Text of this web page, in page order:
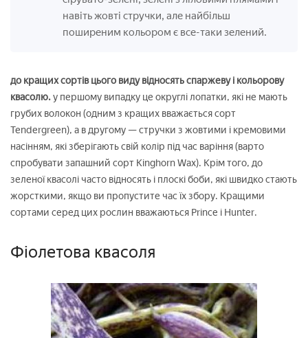
навіть жовті стручки, але найбільш
поширеним кольором є все-таки зелений.
до кращих сортів цього виду відносять спаржеву і кольорову
квасолю.у першому випадку це округлі лопатки, які не мають
грубих волокон (одним з кращих вважається сорт
Tendergreen), а в другому — стручки з жовтими і кремовими
насінням, які зберігають свій колір під час варіння (варто
спробувати запашний сорт Kinghorn Wax). Крім того, до
зеленої квасолі часто відносять і плоскі боби, які швидко стають
жорсткими, якщо ви пропустите час їх збору. Кращими
сортами серед цих рослин вважаються Prince і Hunter.
Фіолетова квасоля